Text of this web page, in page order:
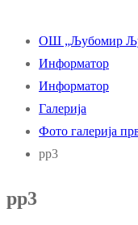
ОШ „Љубомир
Информатор
Информатор
Галерија
Фото галерија
pp3
pp3